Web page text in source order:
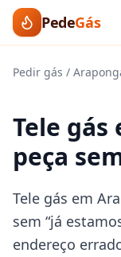
PedeGás
Pedir gás /
Tele gás
peça
Tele gás em
sem “já
endereço